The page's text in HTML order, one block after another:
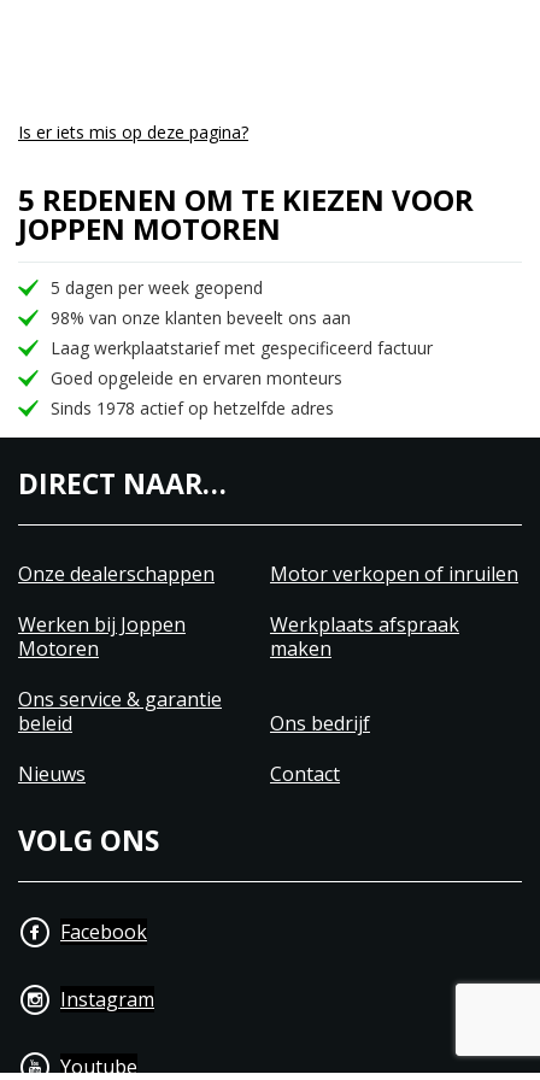
Is er iets mis op deze pagina?
5 REDENEN OM TE KIEZEN VOOR
JOPPEN MOTOREN
5 dagen per week geopend
98% van onze klanten beveelt ons aan
Laag werkplaatstarief met gespecificeerd factuur
Goed opgeleide en ervaren monteurs
Sinds 1978 actief op hetzelfde adres
DIRECT NAAR…
Onze dealerschappen
Motor verkopen of inruilen
Werken bij Joppen
Motoren
Werkplaats afspraak
maken
Ons service & garantie
beleid
Ons bedrijf
Nieuws
Contact
VOLG ONS
Facebook
Instagram
Youtube